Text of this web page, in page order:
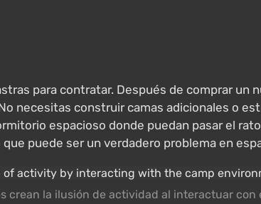
para contratar. Después de comprar un
necesitas construir camas adicionales o
espacioso donde puedan pasar el
puede ser un verdadero problema en
crean la ilusión de actividad al interactuar